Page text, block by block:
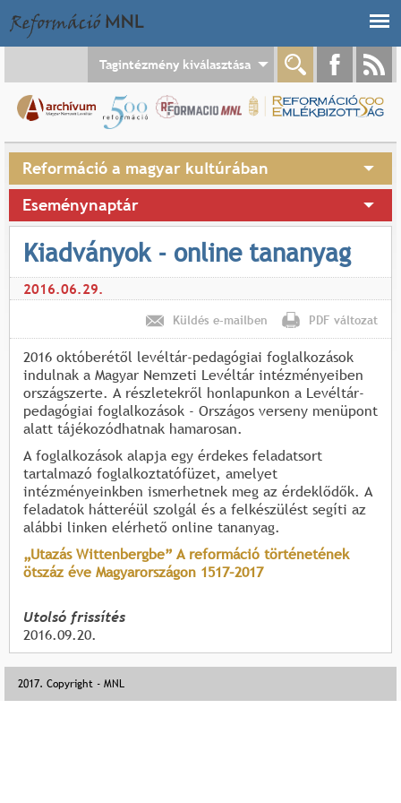
Tagintézmény kiválasztása
Reformáció a magyar kultúrában
Eseménynaptár
Kiadványok - online tananyag
2016.06.29.
Küldés e-mailben PDF változat
2016 októberétől levéltár-pedagógiai foglalkozások
indulnak a Magyar Nemzeti Levéltár intézményeiben
országszerte. A részletekről honlapunkon a Levéltár-
pedagógiai foglalkozások - Országos verseny menüpont
alatt tájékozódhatnak hamarosan.
A foglalkozások alapja egy érdekes feladatsort
tartalmazó foglalkoztatófüzet, amelyet
intézményeinkben ismerhetnek meg az érdeklődők. A
feladatok hátteréül szolgál és a felkészülést segíti az
alábbi linken elérhető online tananyag.
„Utazás Wittenbergbe” A reformáció történetének
ötszáz éve Magyarországon 1517–2017
Utolsó frissítés
2016.09.20.
2017. Copyright - MNL